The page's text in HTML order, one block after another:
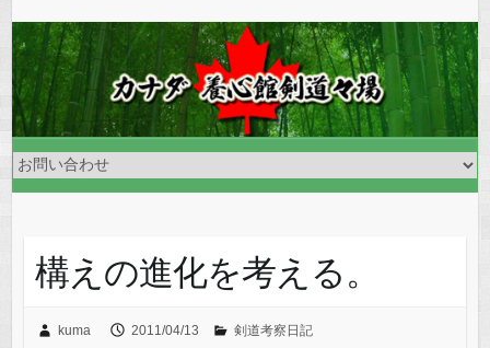
構えの進化を考える。
kuma 2011/04/13 剣道考察日記